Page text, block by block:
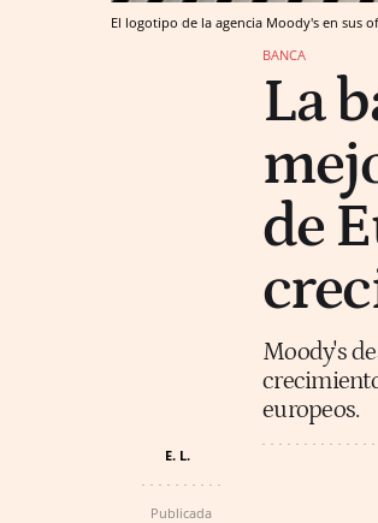
El logotipo de la agencia Moody's en sus
BANCA
La
de
Moody's
europeos.
E. L.
Publicada